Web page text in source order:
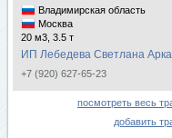
Владимирская область
Москва
20 м3, 3.5 т
ИП Лебедева Светлана
+7 (920) 627-65-23
посмотреть весь
добавить